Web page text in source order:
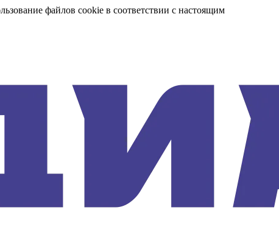
файлов cookie в соответствии с настоящим